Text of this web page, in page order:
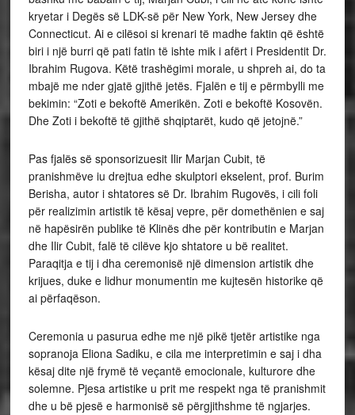
kryetar i Degës së LDK-së për New York, New Jersey dhe
Connecticut. Ai e cilësoi si krenari të madhe faktin që është
biri i një burri që pati fatin të ishte mik i afërt i Presidentit Dr.
Ibrahim Rugova. Këtë trashëgimi morale, u shpreh ai, do ta
mbajë me nder gjatë gjithë jetës. Fjalën e tij e përmbylli me
bekimin: “Zoti e bekoftë Amerikën. Zoti e bekoftë Kosovën.
Dhe Zoti i bekoftë të gjithë shqiptarët, kudo që jetojnë.”
Pas fjalës së sponsorizuesit Ilir Marjan Cubit, të
pranishmëve iu drejtua edhe skulptori ekselent, prof. Burim
Berisha, autor i shtatores së Dr. Ibrahim Rugovës, i cili foli
për realizimin artistik të kësaj vepre, për domethënien e saj
në hapësirën publike të Klinës dhe për kontributin e Marjan
dhe Ilir Cubit, falë të cilëve kjo shtatore u bë realitet.
Paraqitja e tij i dha ceremonisë një dimension artistik dhe
krijues, duke e lidhur monumentin me kujtesën historike që
ai përfaqëson.
Ceremonia u pasurua edhe me një pikë tjetër artistike nga
sopranoja Eliona Sadiku, e cila me interpretimin e saj i dha
kësaj dite një frymë të veçantë emocionale, kulturore dhe
solemne. Pjesa artistike u prit me respekt nga të pranishmit
dhe u bë pjesë e harmonisë së përgjithshme të ngjarjes.